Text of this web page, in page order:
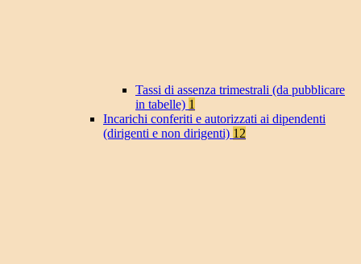
Tassi di assenza trimestrali (da pubblicare
in tabelle) 1
Incarichi conferiti e autorizzati ai dipendenti
(dirigenti e non dirigenti) 12